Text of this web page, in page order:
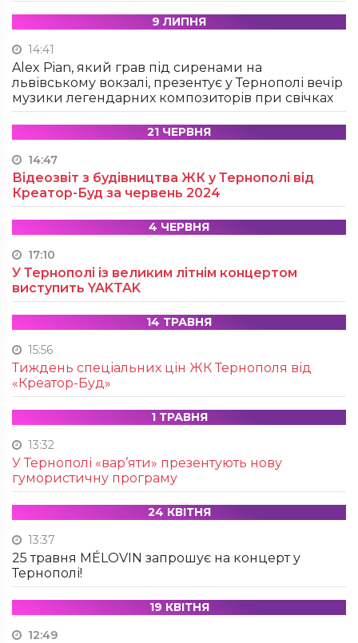
9 ЛИПНЯ
14:41
Alex Pian, який грав під сиренами на
львівському вокзалі, презентує у Тернополі вечір
музики легендарних композиторів при свічках
21 ЧЕРВНЯ
14:47
Відеозвіт з будівництва ЖК у Тернополі від
Креатор-Буд за червень 2024
4 ЧЕРВНЯ
17:10
У Тернополі із великим літнім концертом
виступить YAKTAK
14 ТРАВНЯ
15:56
Тиждень спеціальних цін ЖК Тернополя від
«Креатор-Буд»
1 ТРАВНЯ
13:32
У Тернополі «вар’яти» презентують нову
гумористичну програму
24 КВІТНЯ
13:37
25 травня MÉLOVIN запрошує на концерт у
Тернополі!
19 КВІТНЯ
12:49